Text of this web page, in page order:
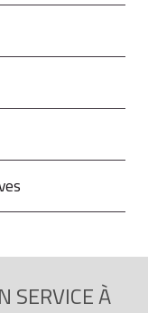
SERVICE À